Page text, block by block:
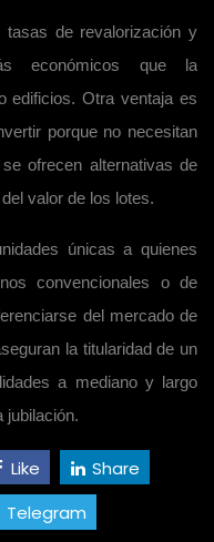
tasas de revalorización y
económicos que la
edificios. Otra ventaja es
porque no necesitan
ofrecen alternativas de
valor de los lotes.
únicas a quienes
convencionales o de
del mercado de
la titularidad de un
a mediano y largo
jubilación.
Like
Share
Telegram